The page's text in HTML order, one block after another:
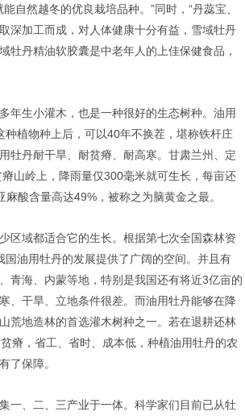
然越冬的优良栽培品种。”同时，“丹蕊宝、
深加工而成，对人体健康十分有益，雪域牡丹
牡丹精油软胶囊是中老年人的上佳保健食品，
年生小灌木，也是一种很好的生态树种。油用
植物种上后，可以40年不换茬，堪称铁杆庄
牡丹耐干旱、耐贫瘠、耐高寒。甘肃兰州、定
山岭上，降雨量仅300毫米就可生长，每亩还
酸含量高达49%，被称之为脑黄金之最。
区域都适合它的生长。根据第七次全国森林资
油用牡丹的发展提供了广阔的空间。并且有
青海、内蒙等地，特别是我国还有将近3亿亩的
、干旱、立地条件很差。而油用牡丹能够在降
荒地造林的首选灌木树种之一。若在退耕还林
瘠，省工、省时、成本低，种植油用牡丹的农
了保障。
一、二、三产业于一体。科学家们目前已从牡